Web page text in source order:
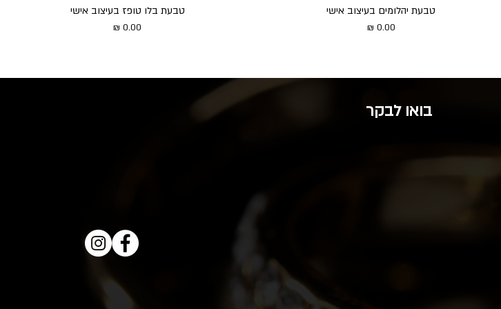
טבעת יהלומים בעיצוב אישי
מחיר
טבעת בלו טופז בעיצוב אישי
מחיר
בואו לבקר